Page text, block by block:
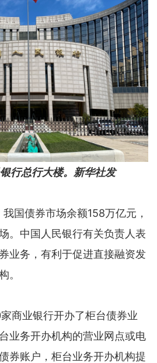
行总行大楼。新华社发
债券市场余额158万亿元，
。中国人民银行有关负责人表
业务，有利于促进直接融资发
。
业银行开办了柜台债券业
业务开办机构的营业网点或电
券账户，柜台业务开办机构提